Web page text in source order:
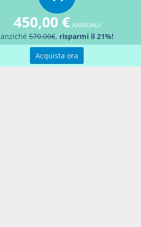
Il
di
3. Le
450,00 € ANNUALI
anziché570.00€, risparmi il 21%!
Acquista ora